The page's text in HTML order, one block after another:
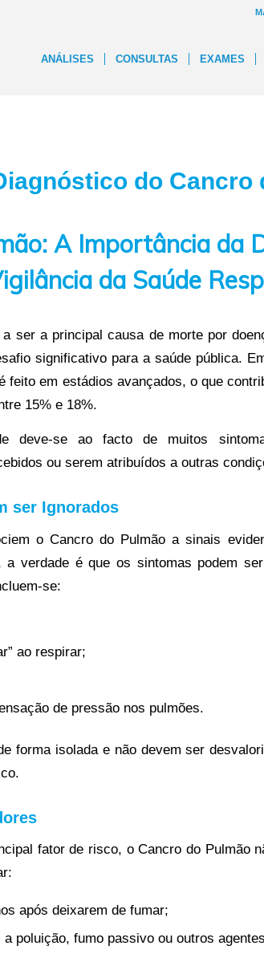
ANÁLISES CONSULTAS EXAMES
do Cancro
A Importância da
da Saúde
ser a principal causa de morte por
significativo para a saúde pública.
feito em estádios avançados, o que
15% e 18%.
deve-se ao facto de muitos
ou serem atribuídos a outras
ser Ignorados
o Cancro do Pulmão a sinais
a verdade é que os sintomas podem
se:
ao respirar;
de pressão nos pulmões.
forma isolada e não devem ser
fator de risco, o Cancro do Pulmão
após deixarem de fumar;
a poluição, fumo passivo ou outros